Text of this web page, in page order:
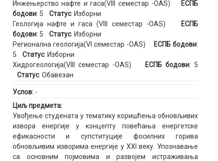
Инжењерство нафте и гаса(VIII семестар -OAS)
ЕСПБ
бодови: 5 Статус: Изборни
Геологија нафте и гаса (VIII семестар -OAS)
ЕСПБ
бодови: 5 Статус: Изборни
Регионална геологија(VI семестар -OAS)
ЕСПБ бодови:
5 Статус: Изборни
Хидрогеологија(VIII семестар -OAS)
ЕСПБ бодови: 5
Статус: Обавезан
Услов: -
Циљ предмета:
Увођење студената у тематику коришћења обновљивих
извора енергије у концепту повећања енергетске
ефикасности и супституције фосилних горива
обновљивим изворима енергије у XXI веку. Упознавање
са основним појмовима и развојем истраживања